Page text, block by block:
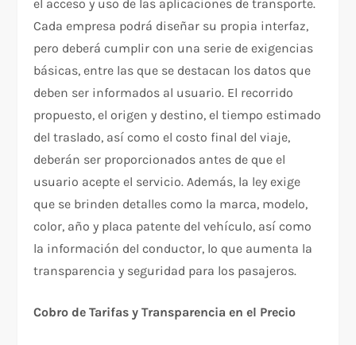
el acceso y uso de las aplicaciones de transporte.
Cada empresa podrá diseñar su propia interfaz,
pero deberá cumplir con una serie de exigencias
básicas, entre las que se destacan los datos que
deben ser informados al usuario. El recorrido
propuesto, el origen y destino, el tiempo estimado
del traslado, así como el costo final del viaje,
deberán ser proporcionados antes de que el
usuario acepte el servicio. Además, la ley exige
que se brinden detalles como la marca, modelo,
color, año y placa patente del vehículo, así como
la información del conductor, lo que aumenta la
transparencia y seguridad para los pasajeros.
Cobro de Tarifas y Transparencia en el Precio